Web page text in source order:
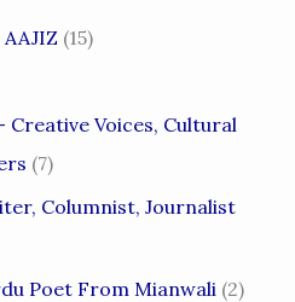
(15)
Voices, Cultural
(7)
Columnist, Journalist
Poet From Mianwali (2)